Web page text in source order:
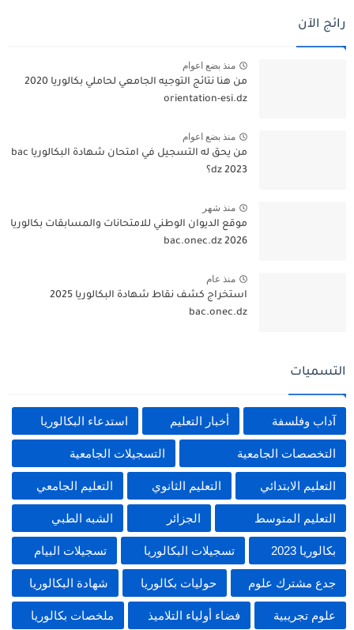
رائج الآن
منذ بضع اعوام
من هنا نتائج التوجيه الجامعي لحاملي بكالوريا 2020
orientation-esi.dz
منذ بضع اعوام
من يحق له التسجيل في امتحان شهادة البكالوريا bac
dz 2023؟
منذ شهر
موقع الديوان الوطني للامتحانات والمسابقات بكالوريا
2026 bac.onec.dz
منذ عام
استخراج كشف نقاط شهادة البكالوريا 2025
bac.onec.dz
التسميات
آداب وفلسفة أخبار التعليم استدعاء البكالوريا
التخصصات الجامعية التسجيلات الجامعية
التعليم الابتدائي التعليم الثانوي التعليم الجامعي
التعليم المتوسط الجزائر الشبه الطبي
بكالوريا 2023 تسجيلات البكالوريا تسجيلات البيام
جدع مشترك علوم حوليات بكالوريا شهادة البكالوريا
علوم تجريبية فضاء أولياء التلاميذ ملخصات بكالوريا